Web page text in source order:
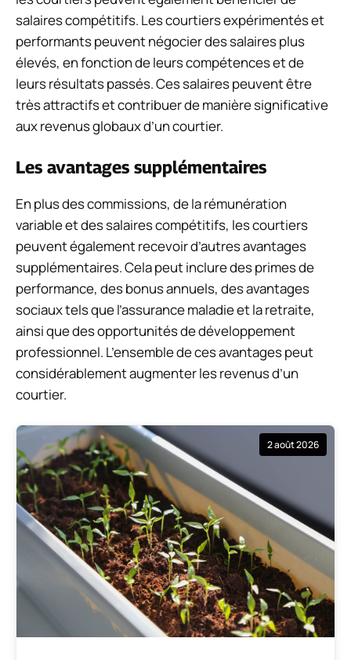
salaires compétitifs. Les courtiers expérimentés et
performants peuvent négocier des salaires plus
élevés, en fonction de leurs compétences et de
leurs résultats passés. Ces salaires peuvent être
très attractifs et contribuer de manière significative
aux revenus globaux d’un courtier.
Les avantages supplémentaires
En plus des commissions, de la rémunération
variable et des salaires compétitifs, les courtiers
peuvent également recevoir d’autres avantages
supplémentaires. Cela peut inclure des primes de
performance, des bonus annuels, des avantages
sociaux tels que l’assurance maladie et la retraite,
ainsi que des opportunités de développement
professionnel. L’ensemble de ces avantages peut
considérablement augmenter les revenus d’un
courtier.
2 août 2026